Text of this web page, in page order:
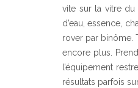
vite sur la vitre du
d’eau, essence,
rover par binôme.
encore plus.
l’équipement
résultats parfois